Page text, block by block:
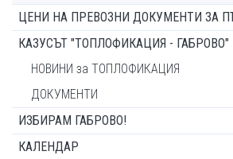
ЦЕНИ НА ПРЕВОЗНИ ДОКУМЕНТИ ЗА
КАЗУСЪТ "ТОПЛОФИКАЦИЯ - ГАБРОВО"
НОВИНИ за ТОПЛОФИКАЦИЯ
ДОКУМЕНТИ
ИЗБИРАМ ГАБРОВО!
КАЛЕНДАР